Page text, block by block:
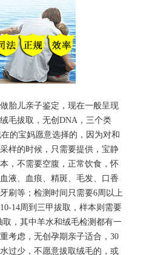
胎儿亲子鉴定，现在一般呈现
毛拔取，无创DNA，三个类
的宝妈愿意选择的，因为对和
样的时候，只需要提供，宝静
，不需要空腹，正常饮食，怀
液、血痕、精斑、毛发、口香
刷等；检测时间只需要6周以上
14周到三甲拔取，样本则需要
取，其中羊水和绒毛检测都有一
考虑，无创孕期亲子适合，30
过少，不愿意拔取绒毛的，或